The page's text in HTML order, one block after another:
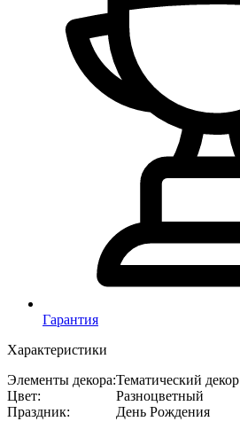
Гарантия
Характеристики
Элементы декора:Тематический декор
Цвет:
Разноцветный
Праздник:
День Рождения